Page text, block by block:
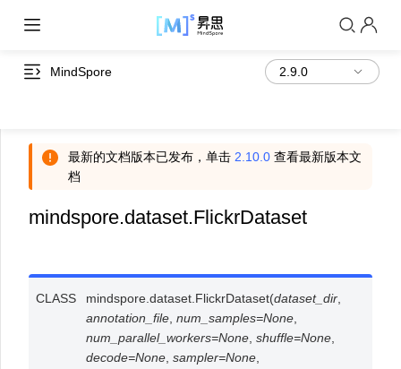
MindSpore
最新的文档版本已发布，单击 2.10.0 查看最新版本文
档
mindspore.dataset.FlickrDataset
CLASS mindspore.dataset. FlickrDataset(dataset_dir
annotation_file ,num_samples=None
num_parallel_workers=None ,shuffle=None
decode=None ,sampler=None